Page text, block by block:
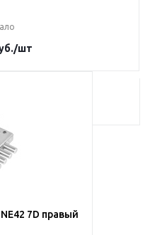
/шт
7D правый